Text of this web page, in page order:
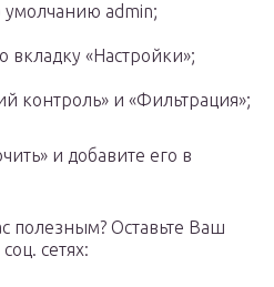
умолчанию admin;
вкладку «Настройки»;
контроль» и «Фильтрация»;
и добавите его в
полезным? Оставьте Ваш
сетях: